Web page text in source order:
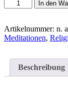
Niehl,
Franz
(Hg.):
Der
Nazareth
-
In den
Artikelnummer: n.
Meditationen,
Beschreibung